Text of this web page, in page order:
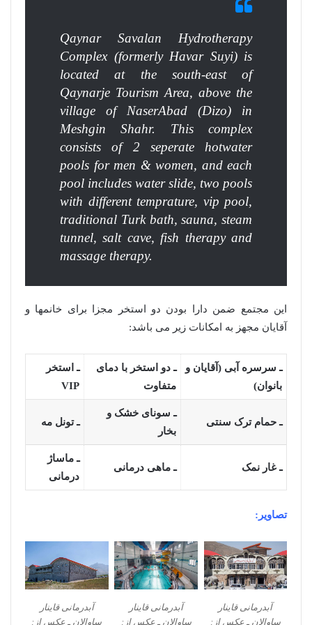
Qaynar Savalan Hydrotherapy
Complex (formerly Havar Suyi) is
located at the south-east of
Qaynarje Tourism Area, above the
village of NaserAbad (Dizo) in
Meshgin Shahr. This complex
consists of 2 seperate hotwater
pools for men & women, and each
pool includes water slide, two pools
with different temprature, vip pool,
traditional Turk bath, sauna, steam
tunnel, salt cave, fish therapy and
massage therapy.
این مجتمع ضمن دارا بودن دو استخر مجزا برای خانمها و
آقایان مجهز به امکانات زیر می باشد:
ـ سرسره آبی (آقایان و
بانوان)
ـ دو استخر با دمای
متفاوت
ـ استخر
VIP
ـ حمام ترک سنتی
ـ سونای خشک و
بخار
ـ تونل مه
ـ غار نمک ـ ماهی درمانی
ـ ماساژ
درمانی
تصاویر:
آبدرمانی قاینار
ساوالان ـ عکس از:
آبدرمانی قاینار
ساوالان ـ عکس از:
آبدرمانی قاینار
ساوالان ـ عکس از: